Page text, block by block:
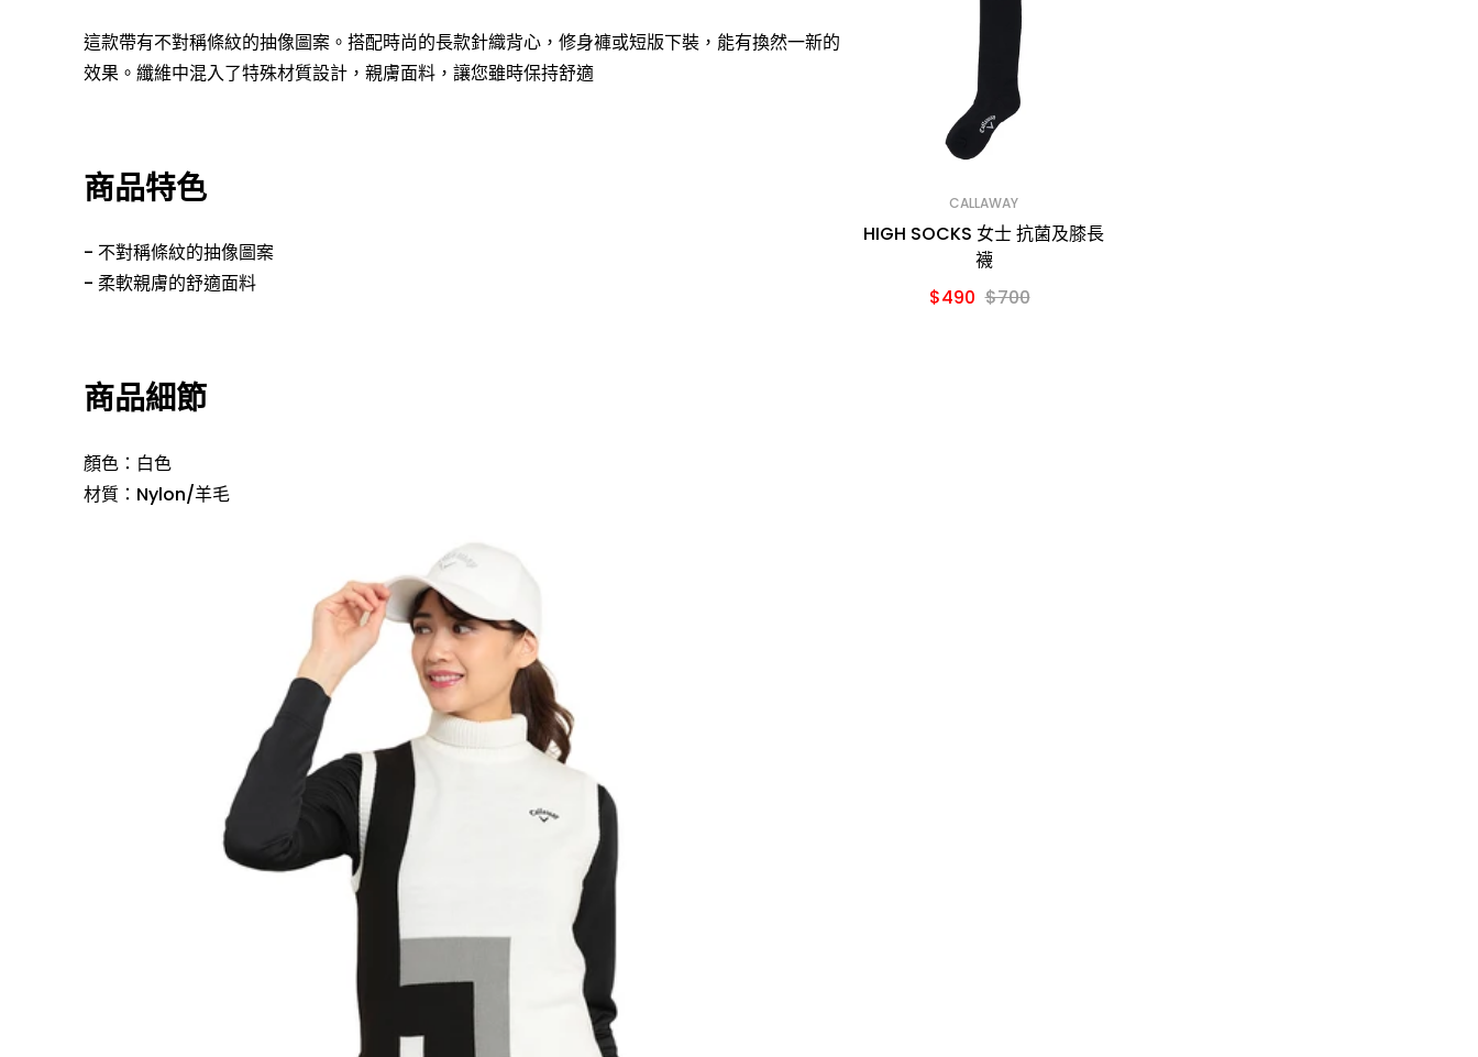
這款帶有不對稱條紋的抽像圖案。搭配時尚的長款針織背心，修身褲或短版下裝，能有換然一新的
效果。纖維中混入了特殊材質設計，親膚面料，讓您雖時保持舒適
商品特色
- 不對稱條紋的抽像圖案
- 柔軟親膚的舒適面料
商品細節
顏色：白色
材質：Nylon/羊毛
CALLAWAY
HIGH SOCKS 女士 抗菌及膝長
襪
$490 $700